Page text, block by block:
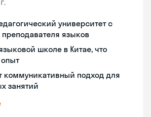
университет с
языков
школе в Китае, что
коммуникативный подход для
занятий